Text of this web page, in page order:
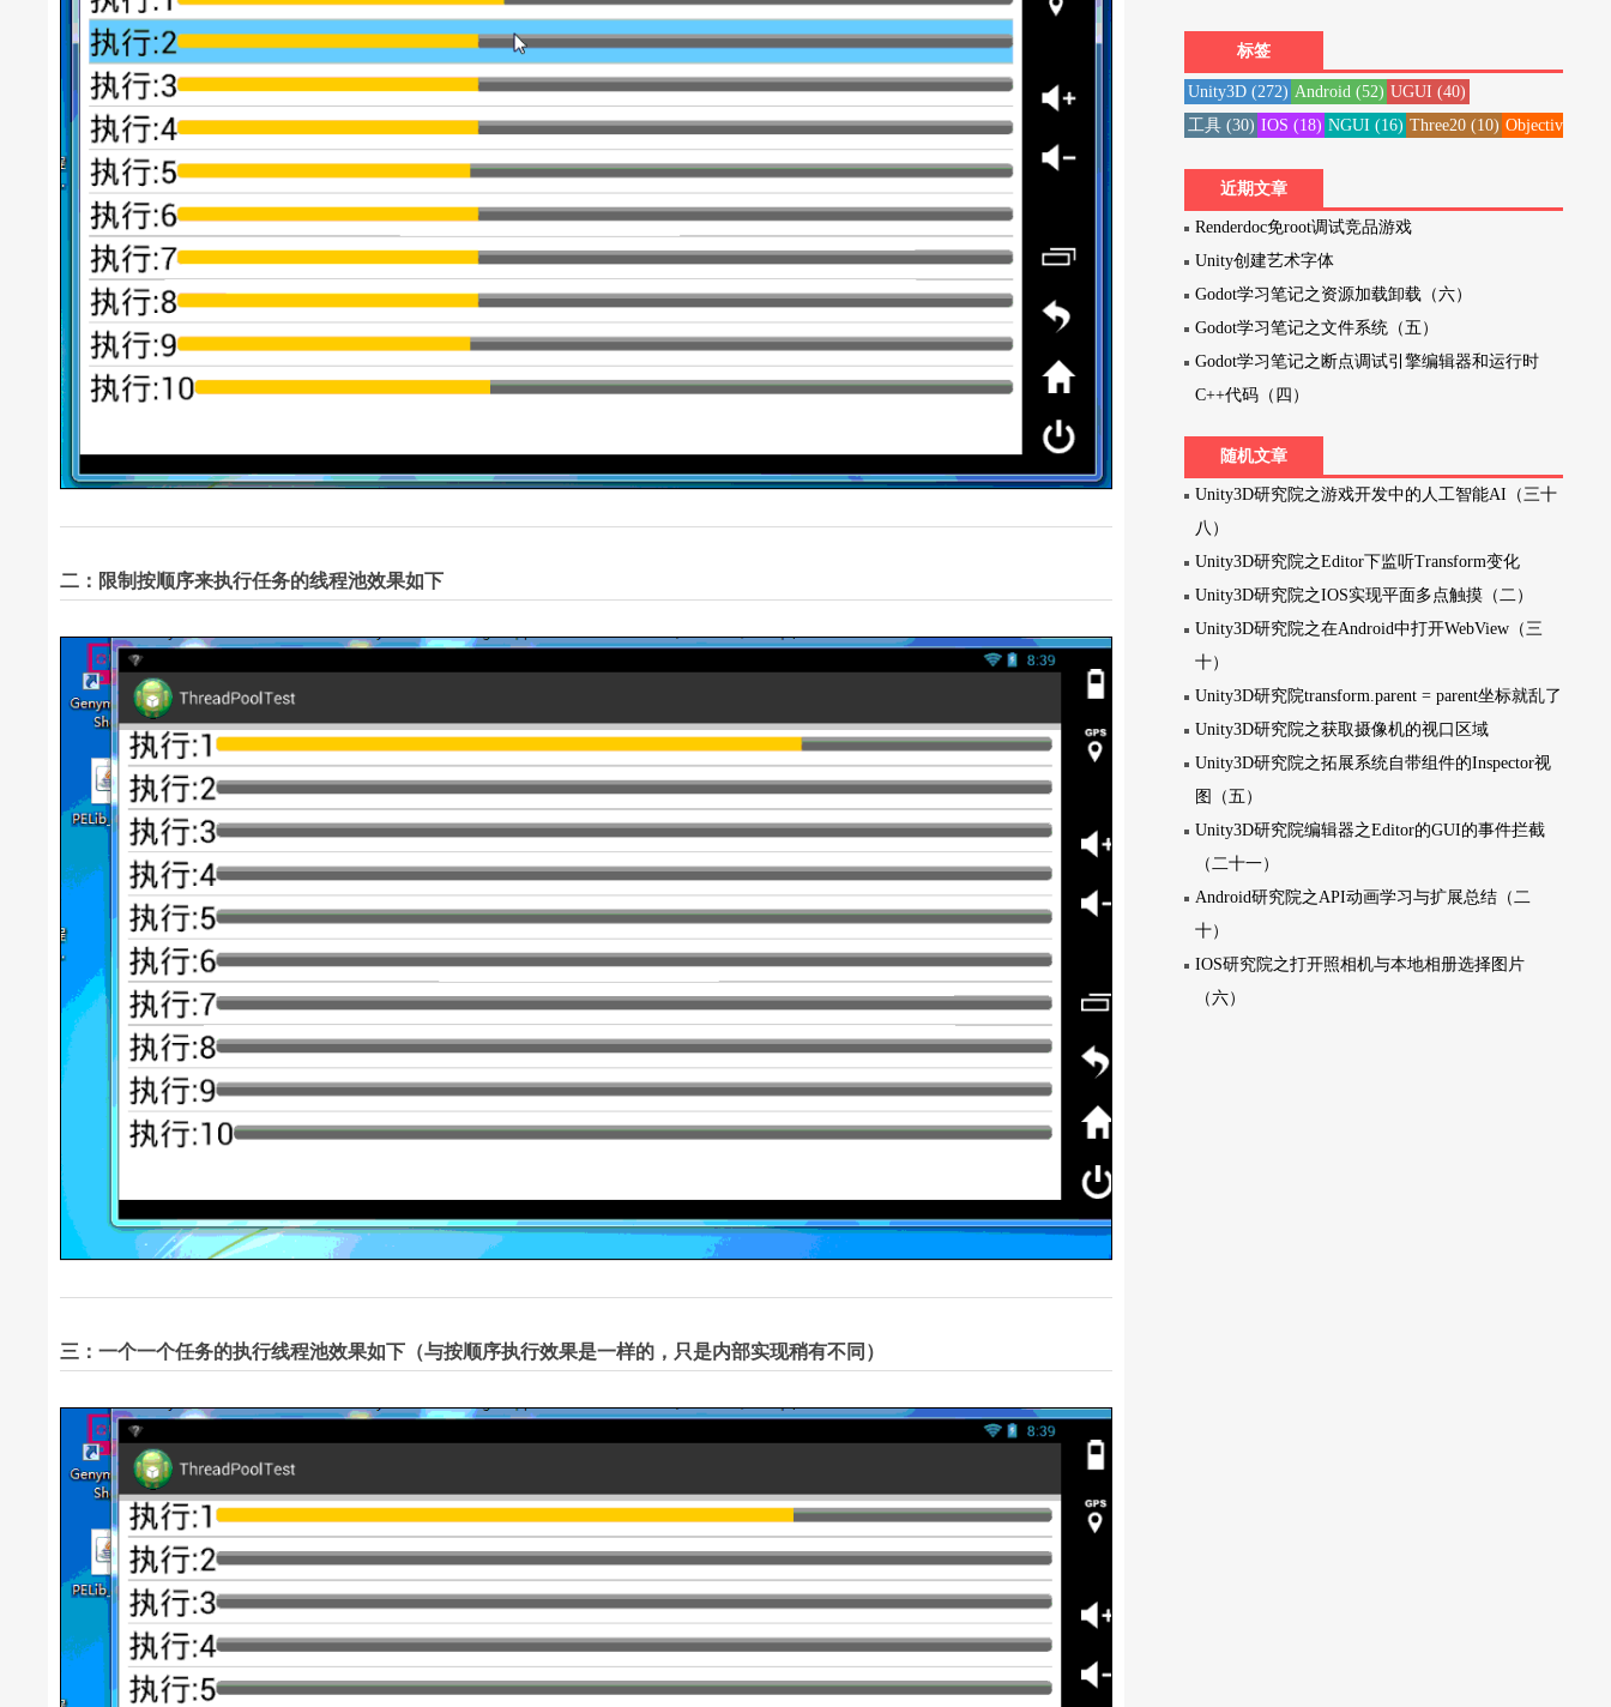
二：限制按顺序来执行任务的线程池效果如下
三：一个一个任务的执行线程池效果如下（与按顺序执行效果是一样的，只是内部实现稍有不同）
标签
Unity3D(272) Android(52) UGUI (40)
工具(30) IOS (18) NGUI (16) Three20(10) Objective-C
近期文章
Renderdoc免root调试竞品游戏
Unity创建艺术字体
Godot学习笔记之资源加载卸载（六）
Godot学习笔记之文件系统（五）
Godot学习笔记之断点调试引擎编辑器和运行时
C++代码（四）
随机文章
Unity3D研究院之游戏开发中的人工智能AI（三十
八）
Unity3D研究院之Editor下监听Transform变化
Unity3D研究院之IOS实现平面多点触摸（二）
Unity3D研究院之在Android中打开WebView（三
十）
Unity3D研究院transform.parent = parent坐标就乱了
Unity3D研究院之获取摄像机的视口区域
Unity3D研究院之拓展系统自带组件的Inspector视
图（五）
Unity3D研究院编辑器之Editor的GUI的事件拦截
（二十一）
Android研究院之API动画学习与扩展总结（二
十）
IOS研究院之打开照相机与本地相册选择图片
（六）